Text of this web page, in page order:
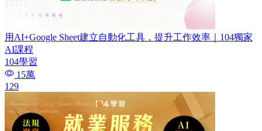
用AI+Google Sheet建立自動化工具，提升工作效率｜104獨家
AI課程
104學習
15萬
129